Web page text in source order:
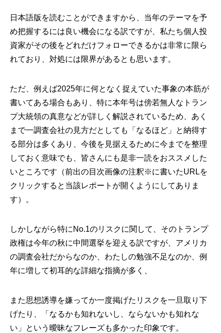
日本語版を読むことができますから、当年のテーマを予
め把握するには良い機会になる訳ですが、私たち個人投
資家がその後をどれだけフォローできるかは非常に限ら
れており、対処には限界があるとも思います。
ただ、例えば2025年に何となく捉えていた事象の本筋が
書いてある場合もあり、特に本年号は傍若無人なトラン
プ大統領の真意などが詳しく解説されているため、あく
まで一調査会社の見方だとしても「なるほど」と納得す
る部分は多くあり、今後を見据えるために今までを整理
しておく意味でも、皆さんにも是非一読をおススメした
いところです（前出の目次画像の注釈※に書いたURLを
クリックすると当該レポートが開くようにしてありま
す）。
しかしながら特にNo.1のリスクに関して、そのトランプ
政権は今年の秋に中間選挙を迎える訳ですが、アメリカ
の調査会社だからなのか、わたしの勉強不足なのか、例
年に増して初耳的な詳細な指摘が多く、
また思想誘導を嫌ってか一度掲げたリスクを一旦取り下
げたり、「なるかも知れないし、ならないかも知れな
い」という曖昧なフレーズも多かった印象です。